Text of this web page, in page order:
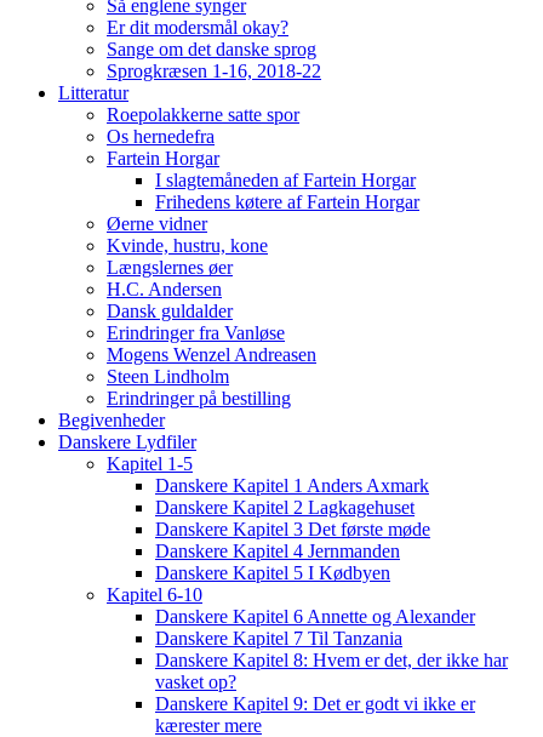
Så englene synger
Er dit modersmål okay?
Sange om det danske sprog
Sprogkræsen 1-16, 2018-22
Litteratur
Roepolakkerne satte spor
Os hernedefra
Fartein Horgar
I slagtemåneden af Fartein Horgar
Frihedens køtere af Fartein Horgar
Øerne vidner
Kvinde, hustru, kone
Længslernes øer
H.C. Andersen
Dansk guldalder
Erindringer fra Vanløse
Mogens Wenzel Andreasen
Steen Lindholm
Erindringer på bestilling
Begivenheder
Danskere Lydfiler
Kapitel 1-5
Danskere Kapitel 1 Anders Axmark
Danskere Kapitel 2 Lagkagehuset
Danskere Kapitel 3 Det første møde
Danskere Kapitel 4 Jernmanden
Danskere Kapitel 5 I Kødbyen
Kapitel 6-10
Danskere Kapitel 6 Annette og Alexander
Danskere Kapitel 7 Til Tanzania
Danskere Kapitel 8: Hvem er det, der ikke har
vasket op?
Danskere Kapitel 9: Det er godt vi ikke er
kærester mere